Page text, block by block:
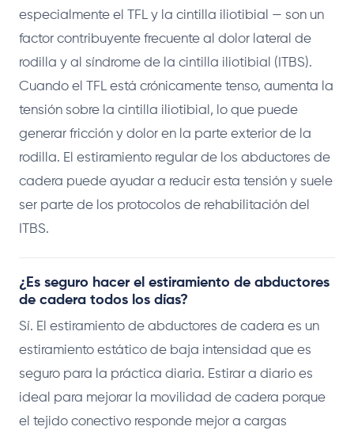
especialmente el TFL y la cintilla iliotibial — son un
factor contribuyente frecuente al dolor lateral de
rodilla y al síndrome de la cintilla iliotibial (ITBS).
Cuando el TFL está crónicamente tenso, aumenta la
tensión sobre la cintilla iliotibial, lo que puede
generar fricción y dolor en la parte exterior de la
rodilla. El estiramiento regular de los abductores de
cadera puede ayudar a reducir esta tensión y suele
ser parte de los protocolos de rehabilitación del
ITBS.
¿Es seguro hacer el estiramiento de abductores
de cadera todos los días?
Sí. El estiramiento de abductores de cadera es un
estiramiento estático de baja intensidad que es
seguro para la práctica diaria. Estirar a diario es
ideal para mejorar la movilidad de cadera porque
el tejido conectivo responde mejor a cargas